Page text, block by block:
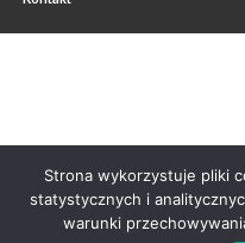
Strona wykorzystuje pliki
statystycznych i
warunki